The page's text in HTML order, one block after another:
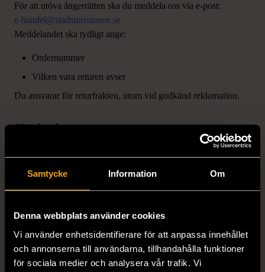
Samtycke Information Om
Denna webbplats använder cookies
Vi använder enhetsidentifierare för att anpassa innehållet
och annonserna till användarna, tillhandahålla funktioner
för sociala medier och analysera vår trafik. Vi
För att utöva ångerrätten ska du meddela oss via e-post:
e-handel@stadsmissionen.se
Meddelandet ska tydligt ange:
Ordernummer
Vilken vara returen avser
Du ansvarar för returfrakten, utom vid godkänd reklamation.
Skick på returvara
Du har rätt att undersöka varan, men inte använda den.
Om varan skadas eller försämras på grund av vårdslös
hantering kan värdeminskningsavdrag göras.
5. Returer